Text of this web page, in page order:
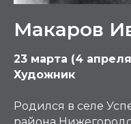
Макаров
23 марта (4
Художник
Родился в селе